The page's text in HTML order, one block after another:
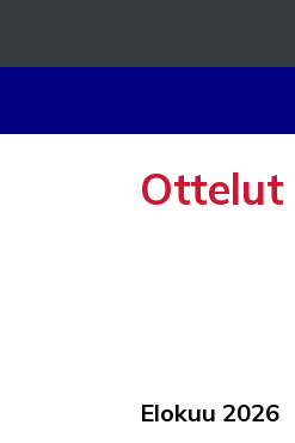
Ottelut
Elokuu 2026